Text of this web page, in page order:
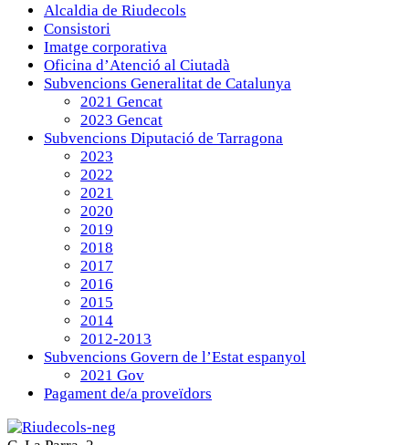
Alcaldia de Riudecols
Consistori
Imatge corporativa
Oficina d’Atenció al Ciutadà
Subvencions Generalitat de Catalunya
2021 Gencat
2023 Gencat
Subvencions Diputació de Tarragona
2023
2022
2021
2020
2019
2018
2017
2016
2015
2014
2012-2013
Subvencions Govern de l’Estat espanyol
2021 Gov
Pagament de/a proveïdors